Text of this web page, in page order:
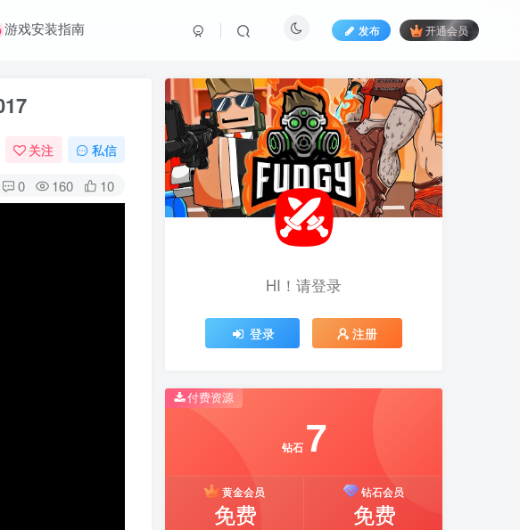
游戏安装指南 发布 开通会员
关注 私信
0 160 10
HI！请登录
登录 注册
付费资源
钻石 7
黄金会员
免费
钻石会员
免费
HI！请登录
登录 注册
推荐开通钻石会员下载更优惠！
推荐开通钻石会员下载更优惠！
7